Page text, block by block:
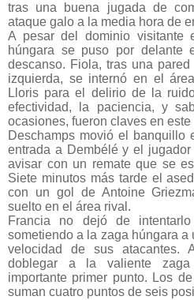
tras una buena jugada de
ataque galo a la media hora de
A pesar del dominio visitante
húngara se puso por delante
descanso. Fiola, tras una
izquierda, se internó en el
Lloris para el delirio de la
efectividad, la paciencia, y
ocasiones, fueron claves en este
Deschamps movió el banquillo
entrada a Dembélé y el
avisar con un remate que se
Siete minutos más tarde el
con un gol de Antoine
suelto en el área rival.
Francia no dejó de
sometiendo a la zaga húngara a
velocidad de sus atacantes.
doblegar a la valiente
importante primer punto. Los
suman cuatro puntos de seis